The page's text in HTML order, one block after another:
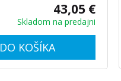
43,05 €
Skladom na predajni
DO KOŠÍKA